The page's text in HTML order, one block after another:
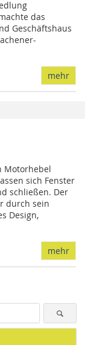
das
Geschäftshaus
mehr
Motorhebel
sich Fenster
schließen. Der
durch sein
Design,
mehr